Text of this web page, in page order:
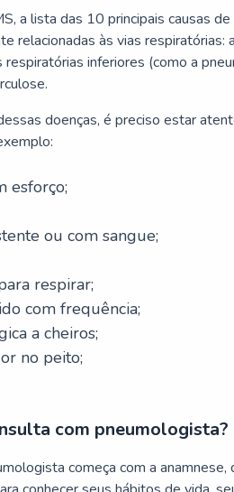
a lista das 10 principais causas
relacionadas às vias respiratórias:
inferiores (como a
doenças, é preciso estar
esforço;
ou com sangue;
respirar;
com frequência;
a cheiros;
no peito;
com pneumologista?
começa com a